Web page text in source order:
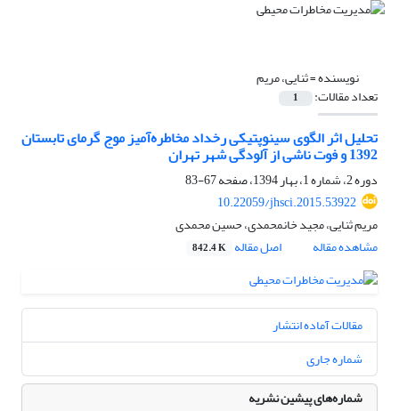
نویسنده =ثنایی، مریم
تعداد مقالات: 1
تحلیل اثر الگوی سینوپتیکی رخداد مخاطره‌آمیز موج گرمای تابستان
1392 و فوت ناشی از آلودگی شهر تهران
دوره 2، شماره 1، بهار 1394، صفحه
67-83
10.22059/jhsci.2015.53922
مریم ثنایی، مجید خانمحمدی، حسین محمدی
مشاهده مقاله
اصل مقاله 842.4 K
مقالات آماده انتشار
شماره جاری
شماره‌های پیشین نشریه